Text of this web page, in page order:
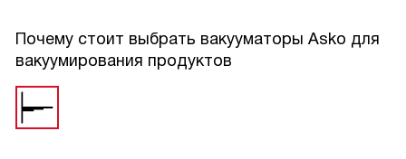
Почему стоит выбрать вакууматоры Asko для
вакуумирования продуктов